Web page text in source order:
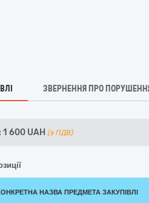
ЗВЕРНЕННЯ ПРО
1 600 UAH (з ПДВ)
НАЗВА ПРЕДМЕТА ЗАКУПІВЛІ